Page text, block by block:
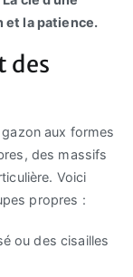
et la patience.
des
aux formes
des massifs
Voici
propres :
ou des cisailles